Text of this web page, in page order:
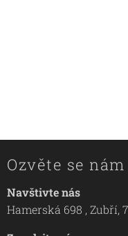
Ozvěte se nám
Navštivte nás
Hamerská 698 , Zubří,